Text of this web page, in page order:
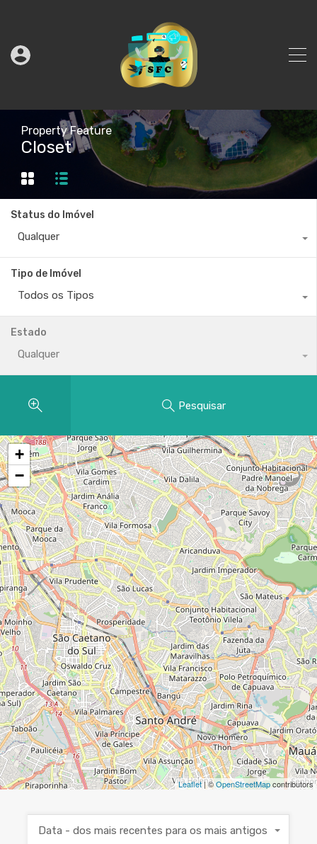
Property Feature
Closet
Status do Imóvel
Qualquer
Tipo de Imóvel
Todos os Tipos
Estado
Qualquer
Pesquisar
+
−
Leaflet| ©OpenStreetMapcontributors
Data - dos mais recentes para os mais antigos